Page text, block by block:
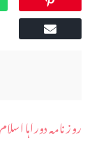
روز نامہ دوراہا اسلام